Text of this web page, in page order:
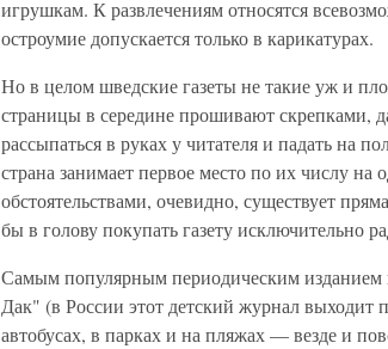
игрушкам. К развлечениям относятся
остроумие допускается только в карикатурах.
Но в целом шведские газеты не такие уж и
страницы в середине прошивают скрепками,
рассыпаться в руках у читателя и падать на
страна занимает первое место по их числу
обстоятельствами, очевидно, существует
бы в голову покупать газету исключительно
Самым популярным периодическим
Дак" (в России этот детский журнал
автобусах, в парках и на пляжах — везде и